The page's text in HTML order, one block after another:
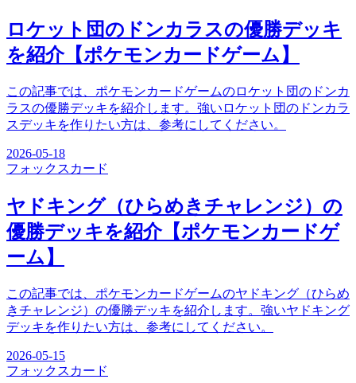
ロケット団のドンカラスの優勝デッキ
を紹介【ポケモンカードゲーム】
この記事では、ポケモンカードゲームのロケット団のドンカ
ラスの優勝デッキを紹介します。強いロケット団のドンカラ
スデッキを作りたい方は、参考にしてください。
2026-05-18
フォックス カード
ヤドキング（ひらめきチャレンジ）の
優勝デッキを紹介【ポケモンカードゲ
ーム】
この記事では、ポケモンカードゲームのヤドキング（ひらめ
きチャレンジ）の優勝デッキを紹介します。強いヤドキング
デッキを作りたい方は、参考にしてください。
2026-05-15
フォックス カード